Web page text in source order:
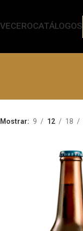
CATÁLOGOS
Mostrar 9 12 18